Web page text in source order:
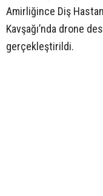
Amirliğince Diş
Kavşağı’nda drone
gerçekleştirildi.